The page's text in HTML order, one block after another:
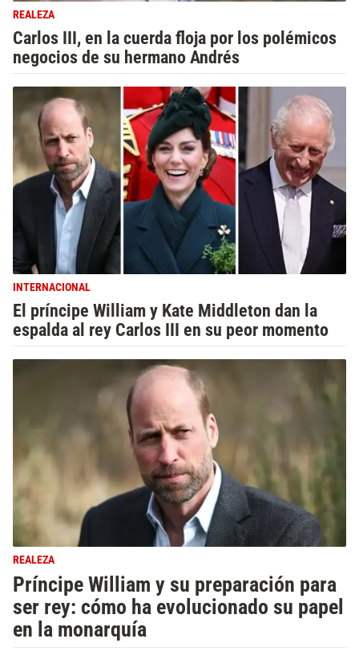
REALEZA
Carlos III, en la cuerda floja por los polémicos
negocios de su hermano Andrés
INTERNACIONAL
El príncipe William y Kate Middleton dan la
espalda al rey Carlos III en su peor momento
REALEZA
Príncipe William y su preparación para
ser rey: cómo ha evolucionado su papel
en la monarquía